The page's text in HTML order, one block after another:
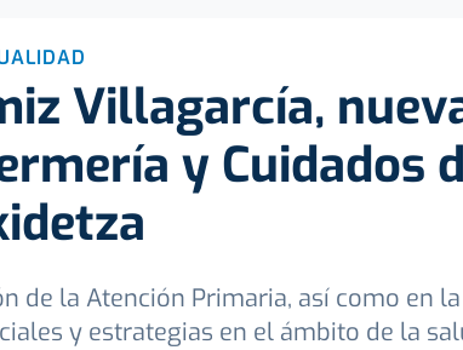
Villagarcía,
y Cuidados
de la Atención Primaria, así como en
y estrategias en el ámbito de la